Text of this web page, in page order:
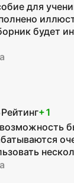
для
будет
Рейтинг+1